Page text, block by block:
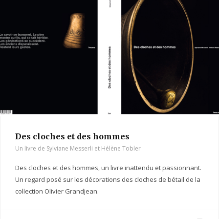
m
Des cloches et des hommes
Un livre de Sylviane Messerli et Hélène Tobler
Des cloches et des hommes, un livre inattendu et passionnant.
Un regard posé sur les décorations des cloches de bétail de la
collection Olivier Grandjean.